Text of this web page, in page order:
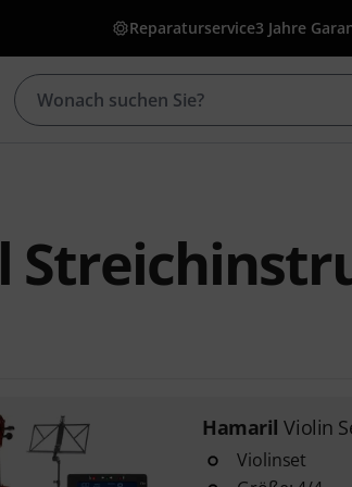
Reparaturservice3 Jahre
Hamaril Violin
Violinset